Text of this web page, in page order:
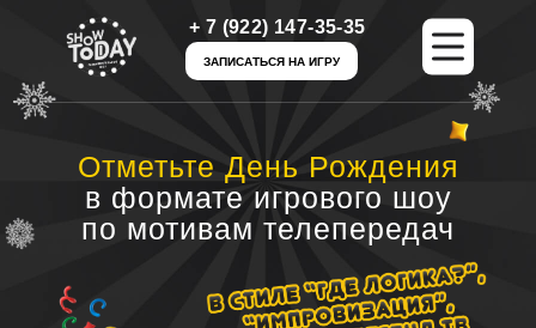
+ 7 (922) 147-35-35
ЗАПИСАТЬСЯ НА ИГРУ
+ 7 (922) 147-35-35
ЗАПИСАТЬСЯ НА ИГРУ
Отметьте День Рождения
в формате игрового шоу
по мотивам телепередач